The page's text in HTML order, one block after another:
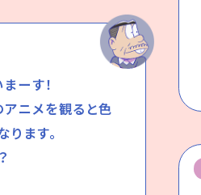
ーす！
ニメを観ると色
ます。